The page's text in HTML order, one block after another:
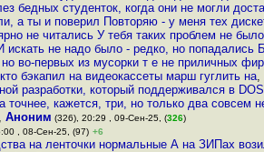
бедных студенток, когда они не могли
а ты и поверил Повторяю - у меня тех
не читались У тебя таких проблем не
искать не надо было - редко, но попадались
во-первых из мусорки т е не приличных
бэкапил на видеокассеты марш гуглить на,
разработки, который поддерживался в
точнее, кажется, три, но только два совсем
, Аноним (326), 20:29 , 09-Сен-25, (326)
, 08-Сен-25, (97) +6
на ленточки нормальные А на ЗИПах